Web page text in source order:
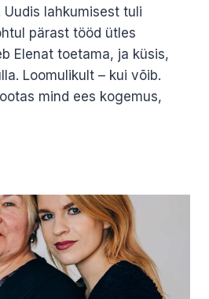
lahkumisest tuli
pärast tööd ütles
Elenat toetama, ja küsis,
Loomulikult – kui võib.
mind ees kogemus,